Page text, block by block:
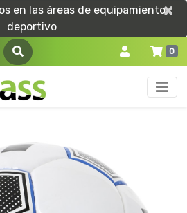
en las áreas de equipamiento
deportivo
×
×
0